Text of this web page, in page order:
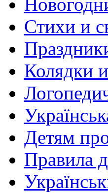
Стихи и
Колядки
Детям
Правила